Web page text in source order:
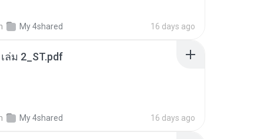
My 4shared 16 days ago
ล่ม 2_ST.pdf
My 4shared 16 days ago